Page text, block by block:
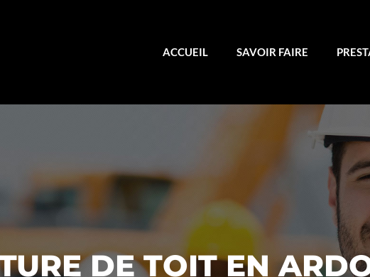
ACCUEIL SAVOIR FAIRE
DE TOIT EN